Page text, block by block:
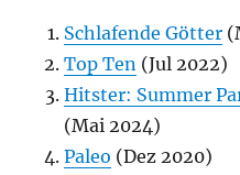
Schlafende Götter
Top Ten (Jul 2022)
Hitster: Summer
(Mai 2024)
Paleo (Dez 2020)